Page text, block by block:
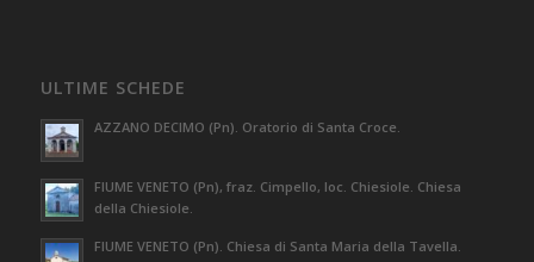
ULTIME SCHEDE
AZZANO DECIMO (Pn). Oratorio di Santa Croce.
FIUME VENETO (Pn), fraz. Cimpello, loc. Chiesiole. Chiesa
della Chiesiole.
FIUME VENETO (Pn). Chiesa di Santa Maria della Tavella.